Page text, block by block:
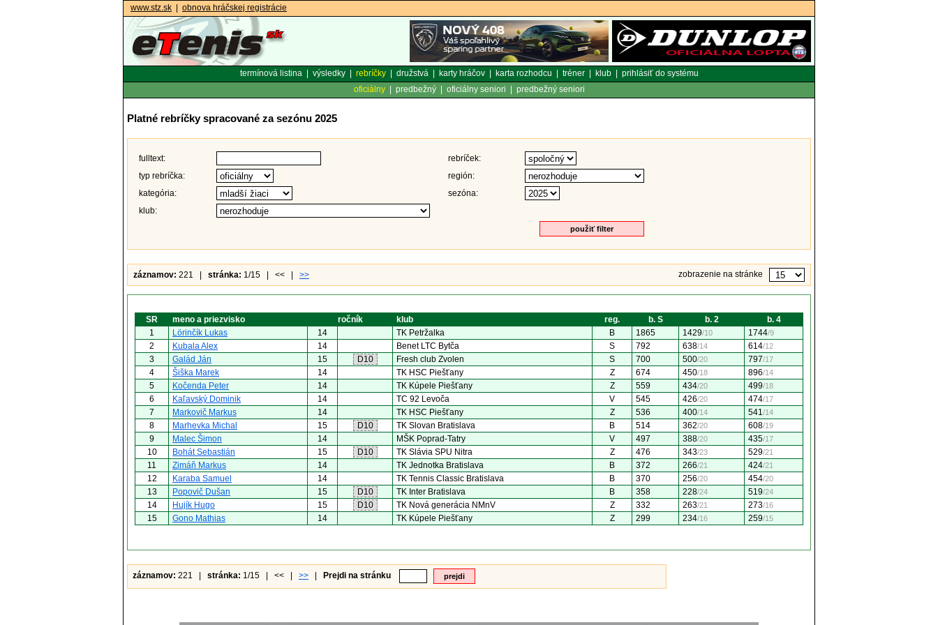
www.stz.sk obnova hráčskej registrácie
termínová listina| výsledky| rebríčky| družstvá| karty hráčov| karta rozhodcu tréner| klub| prihlásiť do systému
oficiálny| predbežný| oficiálny seniori predbežný seniori
Platné rebríčky spracované za sezónu 2025
fulltext:
rebríček:
typ rebríčka:
región:
kategória:
sezóna:
klub:
záznamov: 221 | stránka: 1/15 | << | >> zobrazenie na stránke
SR meno a priezvisko ročník klub reg. b. S b. 2
b. 4
1
Lörinčík Lukas 14 TK Petržalka B 1865 1429/10 1744/9
2 Kubala Alex 14 Benet LTC Bytča S 792 638/14 614/12
3 Galád Ján 15 D10 Fresh club Zvolen S 700 500/20 797/17
4 Šiška Marek 14 TK HSC Piešťany Z 674 450/18 896/14
5 Kočenda Peter 14 TK Kúpele Piešťany Z 559 434/20 499/18
6 Kaľavský Dominik 14 TC 92 Levoča V 545 426/20 474/17
7 Markovič Markus 14 TK HSC Piešťany Z 536 400/14 541/14
8 Marhevka Michal 15 D10 TK Slovan Bratislava B 514 362/20 608/19
9 Malec Šimon 14 MŠK Poprad-Tatry V 497 388/20 435/17
10 Bohát Sebastián 15 D10 TK Slávia SPU Nitra Z 476 343/23 529/21
11 Zimáň Markus 14 TK Jednotka Bratislava B 372 266/21 424/21
12 Karaba Samuel 14 TK Tennis Classic Bratislava B 370 256/20 454/20
13 Popovič Dušan 15 D10 TK Inter Bratislava B 358 228/24 519/24
14 Hujík Hugo 15 D10 TK Nová generácia NMnV Z 332 263/21 273/16
15 Gono Mathias 14 TK Kúpele Piešťany Z 299 234/16 259/15
záznamov: 221 | stránka: 1/15 | << | >> Prejdi na stránku